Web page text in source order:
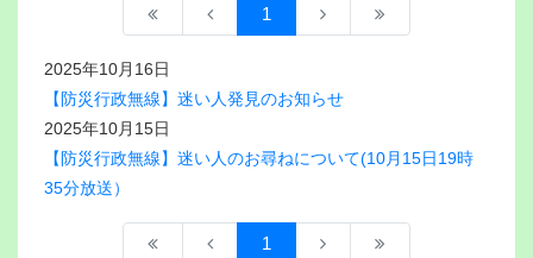
1
2025年10月16日
【防災行政無線】迷い人発見のお知らせ
2025年10月15日
【防災行政無線】迷い人のお尋ねについて(10月15日19時
35分放送）
1